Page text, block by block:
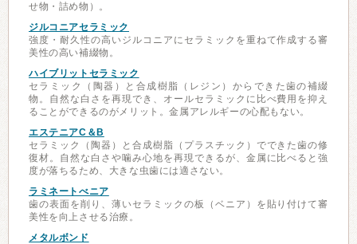
せ物・詰め物）。
ジルコニアセラミック
強度・耐久性の高いジルコニアにセラミックを重ねて作成する審
美性の高い補綴物。
ハイブリットセラミック
セラミック（陶器）と合成樹脂（レジン）からできた歯の補綴
物。自然な白さを再現でき、オールセラミックに比べ費用を抑え
ることができるのがメリット。金属アレルギーの心配もない。
エステニアC＆B
セラミック（陶器）と合成樹脂（プラスチック）でできた歯の修
復材。自然な白さや噛み心地を再現できるが、金属に比べると強
度が落ちるため、大きな虫歯には適さない。
ラミネートべニア
歯の表面を削り、薄いセラミックの板（ベニア）を貼り付けて審
美性を向上させる治療。
メタルボンド